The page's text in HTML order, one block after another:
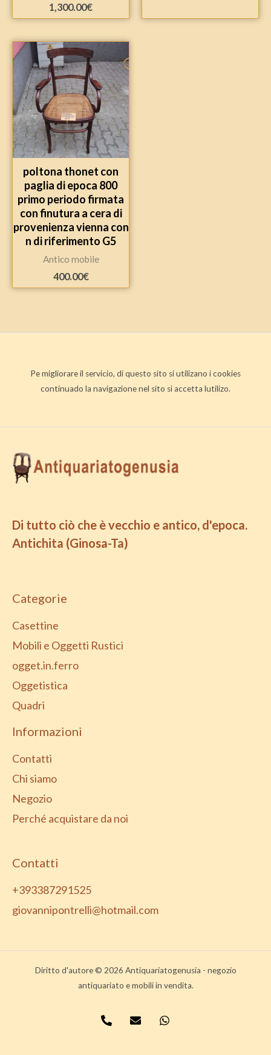
1,300.00€
poltona thonet con
paglia di epoca 800
primo periodo firmata
con finutura a cera di
provenienza vienna con
n di riferimento G5
Antico mobile
400.00€
Pe migliorare il servicio, di questo sito si utilizano i cookies
continuado la navigazione nel sito si accetta lutilizo.
Di tutto ciò che è vecchio e antico, d'epoca.
Antichita (Ginosa-Ta)
Categorie
Casettine
Mobili e Oggetti Rustici
ogget.in.ferro
Oggetistica
Quadri
Informazioni
Contatti
Chi siamo
Negozio
Perché acquistare da noi
Contatti
+393387291525
giovannipontrelli@hotmail.com
Diritto d'autore © 2026 Antiquariatogenusia - negozio
antiquariato e mobili in vendita.